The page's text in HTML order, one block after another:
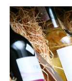
ヴィン
析
高値査
保存状
ウイス